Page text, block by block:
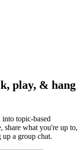
play, & hang
topic-based
share what you're up to,
a group chat.